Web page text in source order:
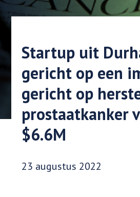
Startup uit
gericht op een
gericht op
prostaatkanker
$6.6M
Datum gepubliceerd:
23 augustus 2022